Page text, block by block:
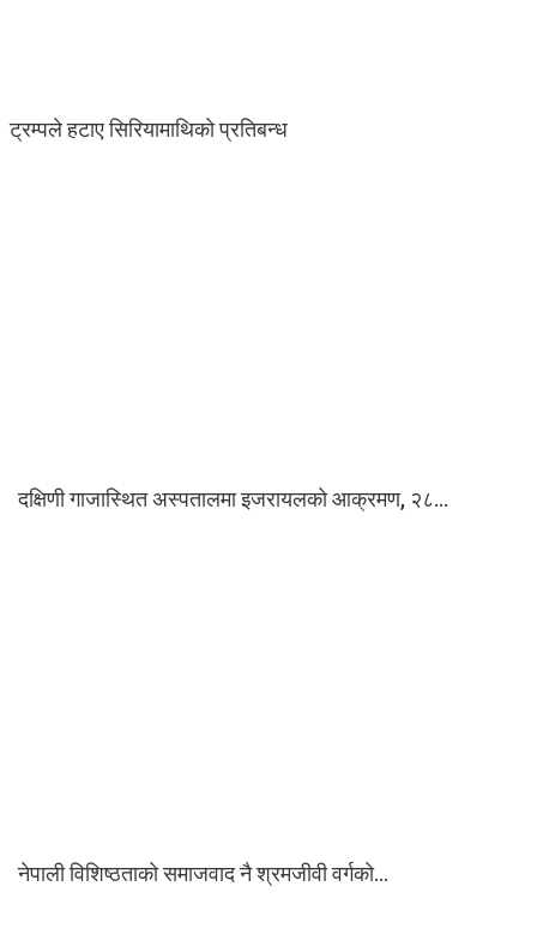
ट्रम्पले हटाए सिरियामाथिको प्रतिबन्ध
दक्षिणी गाजास्थित अस्पतालमा इजरायलको आक्रमण, २८…
नेपाली विशिष्ठताको समाजवाद नै श्रमजीवी वर्गको…